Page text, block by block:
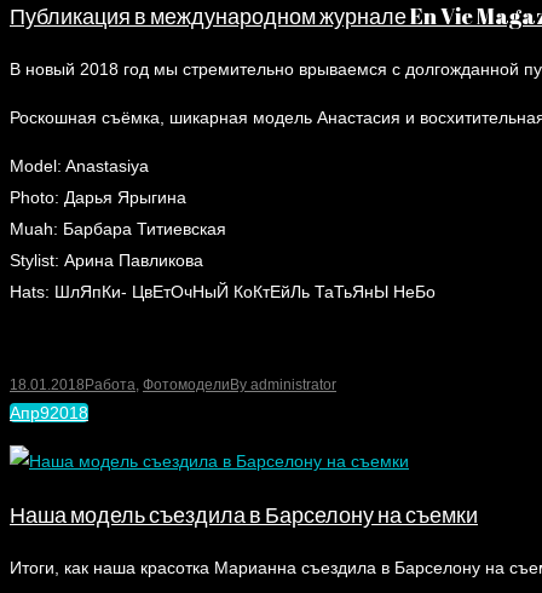
Публикация в международном журнале En Vie
В новый 2018 год мы стремительно врываемся с долгожданной
Роскошная съёмка, шикарная модель Анастасия и
Model: Anastasiya
Photo: Дарья Ярыгина
Muah: Барбара Титиевская
Stylist: Арина Павликова
Hats: ШлЯпКи- ЦвЕтОчНыЙ КоКтЕйЛь ТаТьЯнЫ НеБо
18.01.2018 Работа, Фотомодели By administrator
Апр92018
Наша модель съездила в Барселону на съемки
Итоги, как наша красотка Марианна съездила в Барселону на